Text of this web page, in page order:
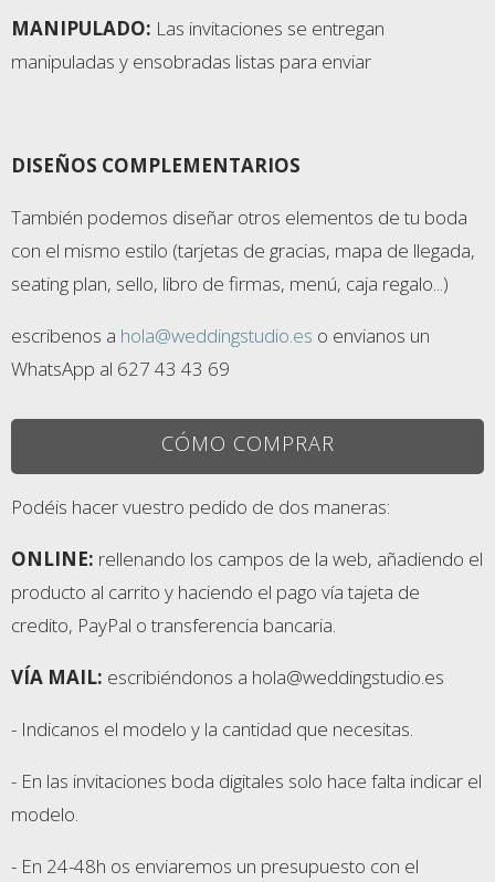
MANIPULADO: Las invitaciones se entregan
manipuladas y ensobradas listas para enviar
DISEÑOS COMPLEMENTARIOS
También podemos diseñar otros elementos de tu boda
con el mismo estilo (tarjetas de gracias, mapa de llegada,
seating plan, sello, libro de firmas, menú, caja regalo...)
escribenos a hola@weddingstudio.es o envianos un
WhatsApp al 627 43 43 69
CÓMO COMPRAR
Podéis hacer vuestro pedido de dos maneras:
ONLINE: rellenando los campos de la web, añadiendo el
producto al carrito y haciendo el pago vía tajeta de
credito, PayPal o transferencia bancaria.
VÍA MAIL: escribiéndonos a hola@weddingstudio.es
- Indicanos el modelo y la cantidad que necesitas.
- En las invitaciones boda digitales solo hace falta indicar el
modelo.
- En 24-48h os enviaremos un presupuesto con el